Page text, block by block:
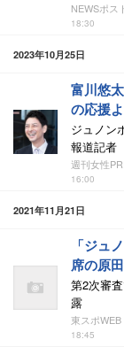
NEWSポス
18:30
2023年10月25日
富川悠
の応援
ジュノン
報道記者
週刊女性
16:00
2021年11月21日
「ジュ
席の原
第2次審
露
東スポWEB
18:45